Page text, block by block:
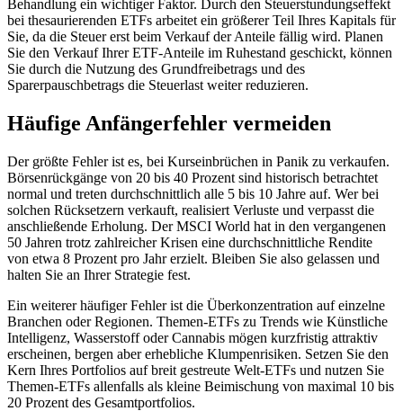
Behandlung ein wichtiger Faktor. Durch den Steuerstundungseffekt
bei thesaurierenden ETFs arbeitet ein größerer Teil Ihres Kapitals für
Sie, da die Steuer erst beim Verkauf der Anteile fällig wird. Planen
Sie den Verkauf Ihrer ETF-Anteile im Ruhestand geschickt, können
Sie durch die Nutzung des Grundfreibetrags und des
Sparerpauschbetrags die Steuerlast weiter reduzieren.
Häufige Anfängerfehler vermeiden
Der größte Fehler ist es, bei Kurseinbrüchen in Panik zu verkaufen.
Börsenrückgänge von 20 bis 40 Prozent sind historisch betrachtet
normal und treten durchschnittlich alle 5 bis 10 Jahre auf. Wer bei
solchen Rücksetzern verkauft, realisiert Verluste und verpasst die
anschließende Erholung. Der MSCI World hat in den vergangenen
50 Jahren trotz zahlreicher Krisen eine durchschnittliche Rendite
von etwa 8 Prozent pro Jahr erzielt. Bleiben Sie also gelassen und
halten Sie an Ihrer Strategie fest.
Ein weiterer häufiger Fehler ist die Überkonzentration auf einzelne
Branchen oder Regionen. Themen-ETFs zu Trends wie Künstliche
Intelligenz, Wasserstoff oder Cannabis mögen kurzfristig attraktiv
erscheinen, bergen aber erhebliche Klumpenrisiken. Setzen Sie den
Kern Ihres Portfolios auf breit gestreute Welt-ETFs und nutzen Sie
Themen-ETFs allenfalls als kleine Beimischung von maximal 10 bis
20 Prozent des Gesamtportfolios.